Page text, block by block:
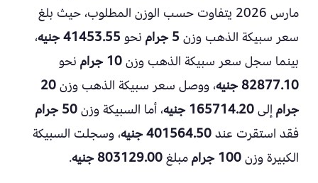
مارس 2026 يتفاوت حسب الوزن المطلوب، حيث بلغ
سعر سبيكة الذهب وزن 5 جرام نحو 41453.55 جنيه
،
بينما سجل سعر سبيكة الذهب وزن10 جرام
نحو
82877.10 جنيه
، ووصل سعر سبيكة الذهب وزن20
جرام إلى165714.20 جنيه ، أما السبيكة وزن50 جرام
فقد استقرت عند401564.50 جنيه
، وسجلت السبيكة
الكبيرة وزن100 جرام مبلغ803129.00 جنيه .